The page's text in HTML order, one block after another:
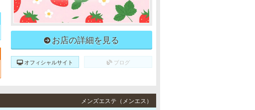
お店の詳細を見る
オフィシャルサイト ブログ
メンズエステ（メンエス）